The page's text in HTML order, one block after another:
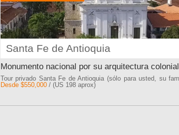
Santa Fe de Antioquia
Monumento nacional por su arquitectura
Tour privado Santa Fe de Antioquia (sólo para usted, su
Desde $550,000/ (US 198 aprox)